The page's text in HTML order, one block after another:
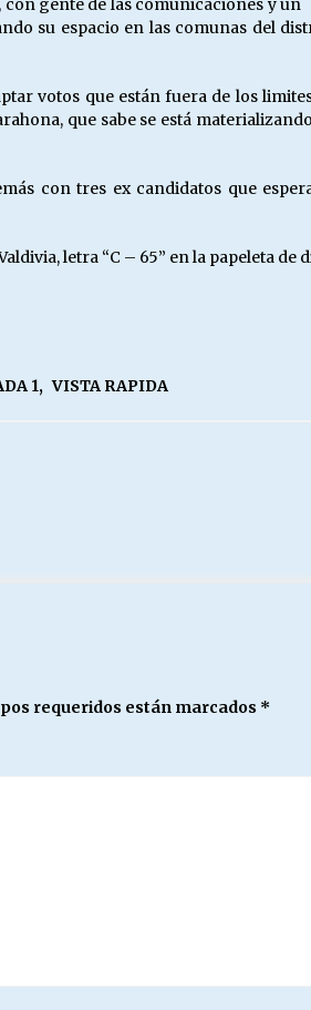
gente de las comunicaciones y un
su espacio en las comunas del
votos que están fuera de los
que sabe se está
con tres ex candidatos que
letra “C – 65” en la papeleta de
1, VISTA RAPIDA
requeridos están marcados *